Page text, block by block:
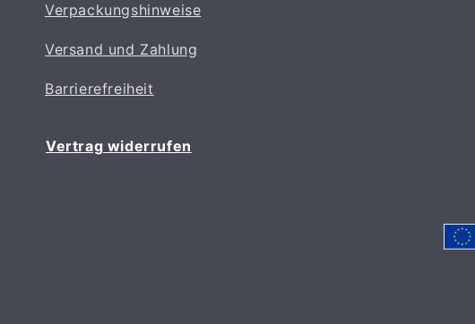
Verpackungshinweise
Versand und Zahlung
Barrierefreiheit
Vertrag widerrufen